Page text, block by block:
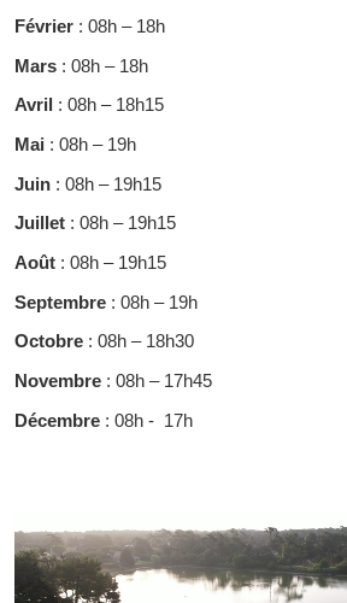
Février : 08h – 18h
Mars : 08h – 18h
Avril : 08h – 18h15
Mai : 08h – 19h
Juin : 08h – 19h15
Juillet : 08h – 19h15
Août : 08h – 19h15
Septembre : 08h – 19h
Octobre : 08h – 18h30
Novembre : 08h – 17h45
Décembre : 08h - 17h